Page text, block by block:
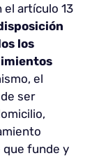
el artículo 13
los
el
ser
funde y